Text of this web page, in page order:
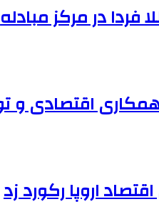
فردا در مرکز مبادله
اقتصادی و
اروپا رکورد زد